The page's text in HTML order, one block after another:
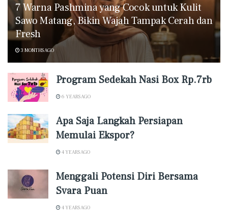
7 Warna Pashmina yang Cocok untuk Kulit
Sawo Matang, Bikin Wajah Tampak Cerah dan
Fresh
3 MONTHS AGO
Program Sedekah Nasi Box Rp.7rb
6 YEARS AGO
Apa Saja Langkah Persiapan
Memulai Ekspor?
4 YEARS AGO
Menggali Potensi Diri Bersama
Svara Puan
4 YEARS AGO